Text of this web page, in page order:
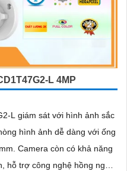
L 4MP
L giám sát với hình ảnh sắc
hình ảnh dễ dàng với ống
năng
hỗ trợ công nghệ hồng ngoại